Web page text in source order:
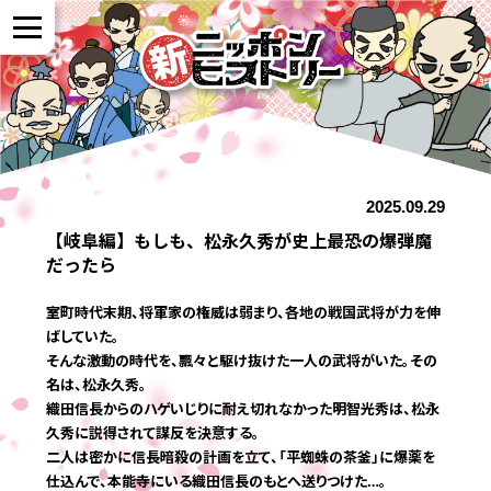
NEWS
全国展開について
よくある質問
2025.09.29
【岐阜編】もしも、松永久秀が史上最恐の爆弾魔
だったら
室町時代末期、将軍家の権威は弱まり、各地の戦国武将が力を伸
ばしていた。
そんな激動の時代を、飄々と駆け抜けた一人の武将がいた。その
名は、松永久秀。
織田信長からのハゲいじりに耐え切れなかった明智光秀は、松永
久秀に説得されて謀反を決意する。
二人は密かに信長暗殺の計画を立て、「平蜘蛛の茶釜」に爆薬を
仕込んで、本能寺にいる織田信長のもとへ送りつけた…。